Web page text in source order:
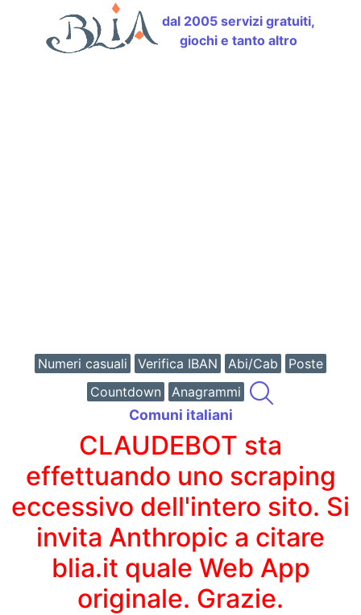
dal 2005 servizi gratuiti,
giochi e tanto altro
Numeri casuali Verifica IBAN Abi/Cab
Poste
Countdown
Anagrammi
Comuni italiani
CLAUDEBOT sta
effettuando uno scraping
eccessivo dell'intero sito. Si
invita Anthropic a citare
blia.it quale Web App
originale. Grazie.